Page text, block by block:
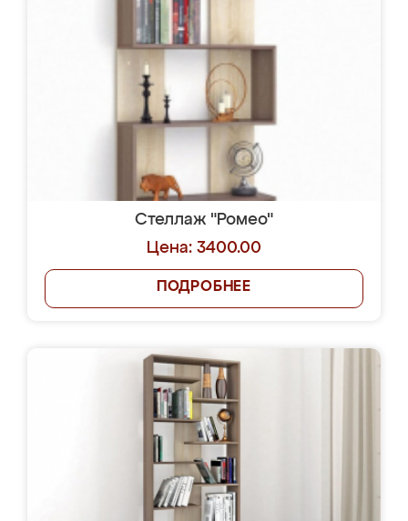
Стеллаж "Ромео"
Цена: 3400.00
ПОДРОБНЕЕ